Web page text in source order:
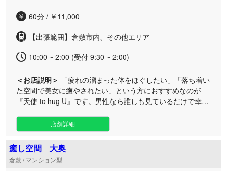
60分 / ￥11,000
【出張範囲】倉敷市内、その他エリア
10:00 ~ 2:00 (受付 9:30 ~ 2:00)
＜お店説明＞
「疲れの溜まった体をほぐしたい」「落ち着い
た空間で美女に癒やされたい」という方におすすめなのが
『天使 to hug U』です。男性なら誰しも見ているだけで幸せ
の疲れた体と心を癒やしてくれますよ！厳選されたセラピス
トさんはいずれも美人揃い！彼女たちの手のぬくもりが伝わ
ってくる心地よいマッサージは、まるで天国にいるかのよ
う。また、懐に優しい料金設定で利用しやすいのは嬉しいポ
イントですね！ストレスが溜まって身も心も癒やされたくな
店舗詳細
癒し空間 大奥
倉敷 / マンション型